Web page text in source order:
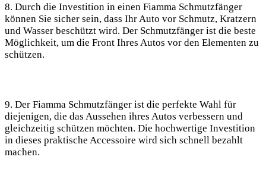
8. Durch die Investition in einen Fiamma Schmutzfänger
können Sie sicher sein, dass Ihr Auto vor Schmutz, Kratzern
und Wasser beschützt wird. Der Schmutzfänger ist die beste
Möglichkeit, um die Front Ihres Autos vor den Elementen zu
schützen.
9. Der Fiamma Schmutzfänger ist die perfekte Wahl für
diejenigen, die das Aussehen ihres Autos verbessern und
gleichzeitig schützen möchten. Die hochwertige Investition
in dieses praktische Accessoire wird sich schnell bezahlt
machen.